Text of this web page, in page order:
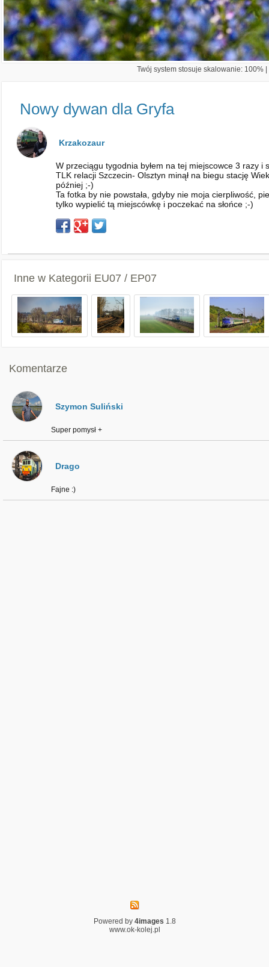
Twój system stosuje skalowanie: 100%
Nowy dywan dla Gryfa
Krzakozaur
W przeciągu tygodnia byłem na tej miejscowce 3 razy i
TLK relacji Szczecin- Olsztyn minął na biegu stację
później ;-)
Ta fotka by nie powstała, gdyby nie moja cierpliwość,
tylko wypielić tą miejscówkę i poczekać na słońce ;-)
Inne w Kategorii EU07 / EP07
Komentarze
Szymon Suliński
Super pomysł +
Drago
Fajne :)
Powered by 4images 1.8
www.ok-kolej.pl